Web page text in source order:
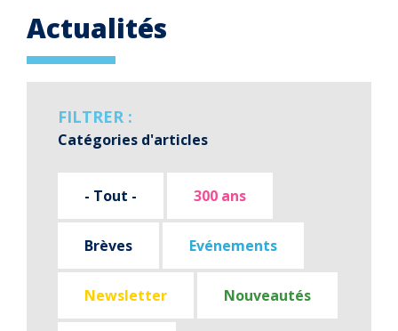
Actualités
FILTRER :
Catégories d'articles
- Tout - 300 ans
Brèves Evénements
Newsletter Nouveautés